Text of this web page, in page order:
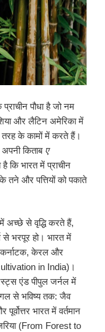
पौधा है जो नम
और लैटिन अमेरिका में
तरह के कामों में करते हैं।
किताब ए
कि भारत में प्राचीन
तने और पत्तियों को पकाते
अच्छे से वृद्धि करते हैं,
से भरपूर हो। भारत में
कर्नाटक, केरल और
in India)।
एंड पीपुल जर्नल में
से भविष्य तक: जैव
भारत में वर्तमान
(From Forest to